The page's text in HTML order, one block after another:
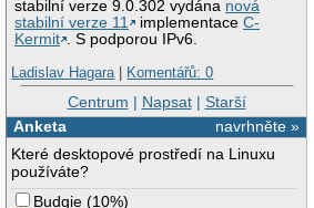
stabilní verze 9.0.302 vydána nová
stabilní verze 11
implementaceC-
Kermit . S podporou IPv6.
Ladislav Hagara| Komentářů: 0
Centrum | Napsat| Starší
navrhněte »
Anketa
Které desktopové prostředí na Linuxu
používáte?
Budgie (10%)